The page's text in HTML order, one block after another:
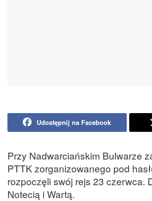
Udostępnij na Facebook
Przy Nadwarciańskim Bulwarze
PTTK zorganizowanego pod
rozpoczęli swój rejs 23 czerwca.
Notecią i Wartą.